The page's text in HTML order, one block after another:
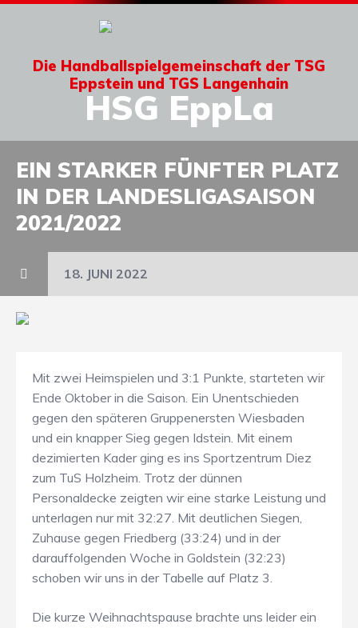
Die Handballspielgemeinschaft der TSG
Eppstein und TGS Langenhain
HSG EppLa
EIN STARKER FÜNFTER PLATZ
IN DER LANDESLIGASAISON
2021/2022
18. JUNI 2022
Mit zwei Heimspielen und 3:1 Punkte, starteten wir
Ende Oktober in die Saison. Ein Unentschieden
gegen den späteren Gruppenersten Wiesbaden
und ein knapper Sieg gegen Idstein. Mit einem
dezimierten Kader ging es ins Sportzentrum Diez
zum TuS Holzheim. Trotz der dünnen
Personaldecke zeigten wir eine starke Leistung und
unterlagen nur mit 32:27. Mit deutlichen Siegen,
Zuhause gegen Friedberg (33:24) und in der
darauffolgenden Woche in Goldstein (32:23)
schoben wir uns in der Tabelle auf Platz 3.
Die kurze Weihnachtspause brachte uns leider ein